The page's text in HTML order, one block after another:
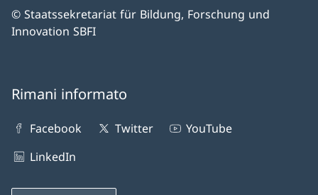
© Staatssekretariat für Bildung, Forschung und
Innovation SBFI
Rimani informato
Facebook Twitter
YouTube
LinkedIn